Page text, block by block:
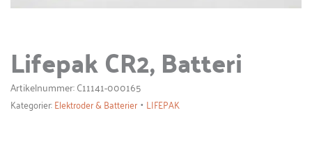
Lifepak CR2, Batteri
Artikelnummer: C11141-000165
Kategorier:Elektroder & Batterier • LIFEPAK